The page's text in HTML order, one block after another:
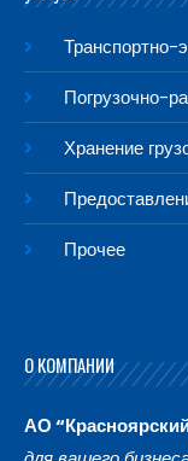
Транспортно-
Погрузочно-
Хранение
Прочее
О КОМПАНИИ
АО